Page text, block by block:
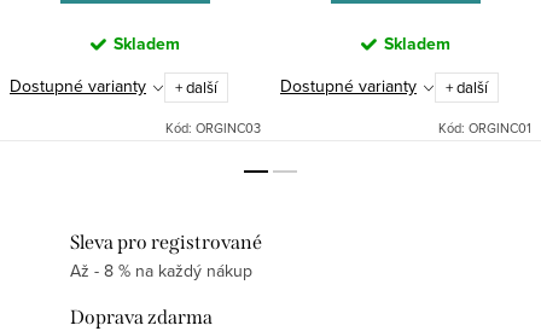
Skladem
Dostupné varianty + další
Kód: ORGINC03
Skladem
Dostupné varianty + další
Kód: ORGINC01
Sleva pro registrované
Až - 8 % na každý nákup
Doprava zdarma